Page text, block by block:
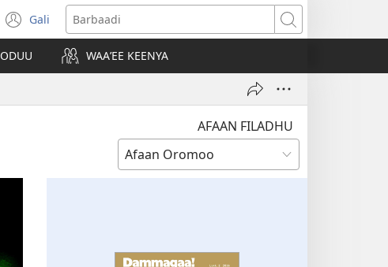
Gali
(opens
new
window)
Barbaadi
ODUU WAAʼEE KEENYA
AFAAN FILADHU